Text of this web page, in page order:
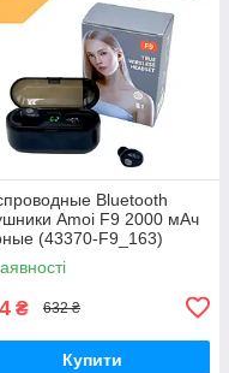
Bluetooth
Amoi F9 2000 мАч
(43370-F9_163)
₴ 632 ₴
Купити